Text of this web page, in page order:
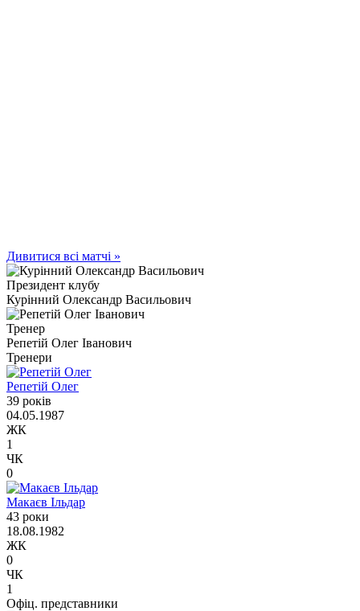
Дивитися всі матчі »
Президент клубу
Курінний Олександр Васильович
Тренер
Репетій Олег Іванович
Тренери
Репетій Олег
39 років
04.05.1987
ЖК
1
ЧК
0
Макаєв Ільдар
43 роки
18.08.1982
ЖК
0
ЧК
1
Офіц. представники